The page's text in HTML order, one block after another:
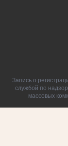
Запись о
службой по
массовых